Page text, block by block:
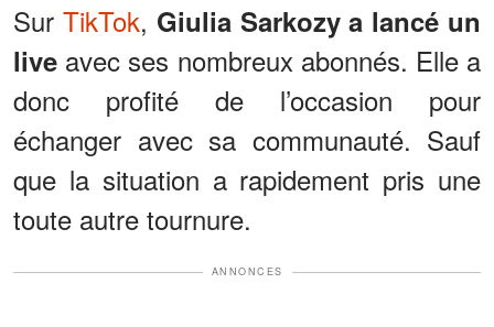
Sur TikTok, Giulia Sarkozy a lancé un
live avec ses nombreux abonnés. Elle a
donc profité de l’occasion pour
échanger avec sa communauté. Sauf
que la situation a rapidement pris une
toute autre tournure.
ANNONCES